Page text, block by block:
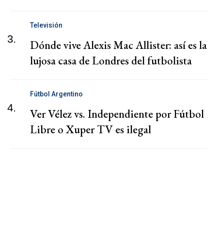
3.
Televisión
Dónde vive Alexis Mac Allister: así es la
lujosa casa de Londres del futbolista
4.
Fútbol Argentino
Ver Vélez vs. Independiente por Fútbol
Libre o Xuper TV es ilegal